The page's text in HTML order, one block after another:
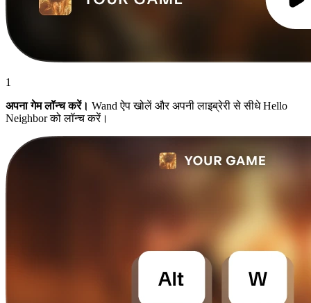
1
अपना गेम लॉन्च करें। Wand ऐप खोलें और अपनी लाइब्रेरी से सीधे Hello
Neighbor को लॉन्च करें।